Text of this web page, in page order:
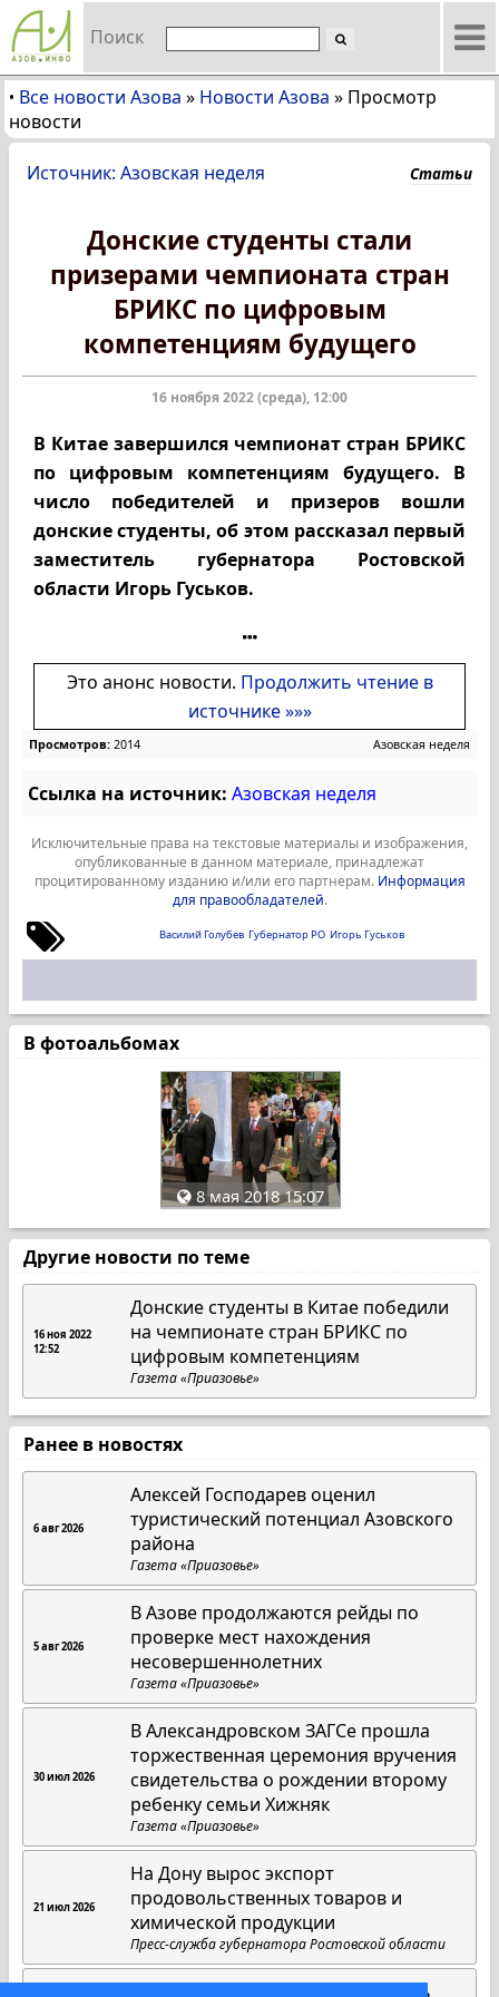
Поиск
• Все новости Азова » Новости Азова » Просмотр
новости
Источник: Азовская неделя Статьи
Донские студенты стали
призерами чемпионата стран
БРИКС по цифровым
компетенциям будущего
16 ноября 2022 (среда), 12:00
В Китае завершился чемпионат стран БРИКС
по цифровым компетенциям будущего. В
число победителей и призеров вошли
донские студенты, об этом рассказал первый
заместитель губернатора Ростовской
области Игорь Гуськов.
Это анонс новости. Продолжить чтение в
источнике »»»
Просмотров: 2014 Азовская неделя
Ссылка на источник: Азовская неделя
Исключительные права на текстовые материалы и изображения,
опубликованные в данном материале, принадлежат
процитированному изданию и/или его партнерам. Информация
для правообладателей.
Василий Голубев Губернатор РО Игорь Гуськов
В фотоальбомах
8 мая 2018 15:07
Другие новости по теме
16 ноя 2022
12:52
Донские студенты в Китае победили
на чемпионате стран БРИКС по
цифровым компетенциям
Газета «Приазовье»
Ранее в новостях
6 авг 2026
Алексей Господарев оценил
туристический потенциал Азовского
района
Газета «Приазовье»
5 авг 2026
В Азове продолжаются рейды по
проверке мест нахождения
несовершеннолетних
Газета «Приазовье»
30 июл 2026
В Александровском ЗАГСе прошла
торжественная церемония вручения
свидетельства о рождении второму
ребенку семьи Хижняк
Газета «Приазовье»
21 июл 2026
На Дону вырос экспорт
продовольственных товаров и
химической продукции
Пресс-служба губернатора Ростовской области
Там, где живут любовь и верность